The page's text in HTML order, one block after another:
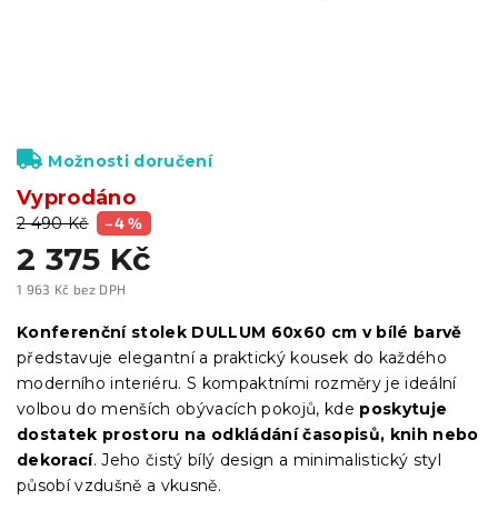
2 490 Kč –4 %
2 375 Kč
1 963 Kč bez DPH
cena:
Vyprodáno
Možnosti doručení
Konferenční stolek DULLUM 60x60 cm v bílé barvě
představuje elegantní a praktický kousek do každého
moderního interiéru. S kompaktními rozměry je ideální
volbou do menších obývacích pokojů, kde poskytuje
dostatek prostoru na odkládání časopisů, knih nebo
dekorací. Jeho čistý bílý design a minimalistický styl
působí vzdušně a vkusně.